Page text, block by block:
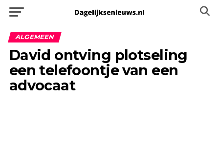
ALGEMEEN
David ontving plotseling
een telefoontje van een
advocaat